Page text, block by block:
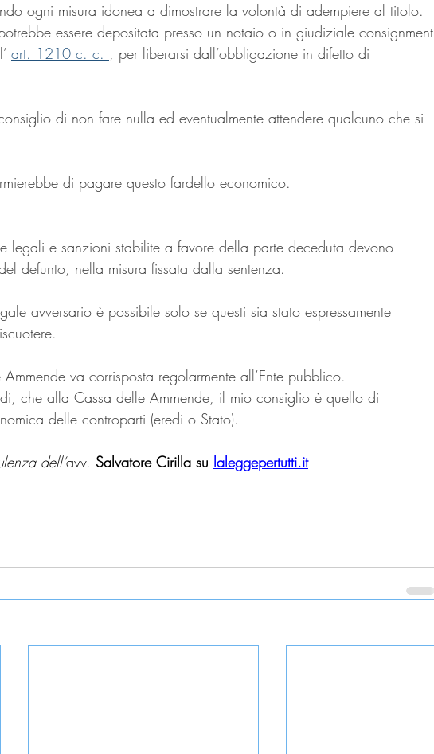
ogni misura idonea a dimostrare la volontà di adempiere al titolo.
essere depositata presso un notaio o in giudiziale consignment
art. 1210 c. c. , per liberarsi dall’obbligazione in difetto di
di non fare nulla ed eventualmente attendere qualcuno che si
di pagare questo fardello economico.
legali e sanzioni stabilite a favore della parte deceduta devono
defunto, nella misura fissata dalla sentenza.
avversario è possibile solo se questi sia stato espressamente
va corrisposta regolarmente all’Ente pubblico.
che alla Cassa delle Ammende, il mio consiglio è quello di
delle controparti (eredi o Stato).
dell’avv. Salvatore Cirilla su laleggepertutti.it